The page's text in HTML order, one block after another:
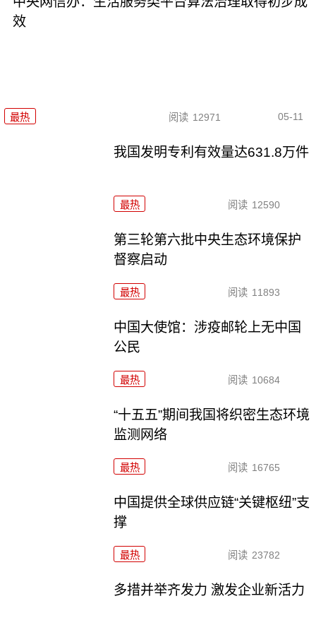
效
最热 阅读 12971 05-11
我国发明专利有效量达631.8万件
最热 阅读 12590
第三轮第六批中央生态环境保护
督察启动
最热 阅读 11893
中国大使馆：涉疫邮轮上无中国
公民
最热 阅读 10684
“十五五”期间我国将织密生态环境
监测网络
最热 阅读 16765
中国提供全球供应链“关键枢纽”支
撑
最热 阅读 23782
多措并举齐发力 激发企业新活力